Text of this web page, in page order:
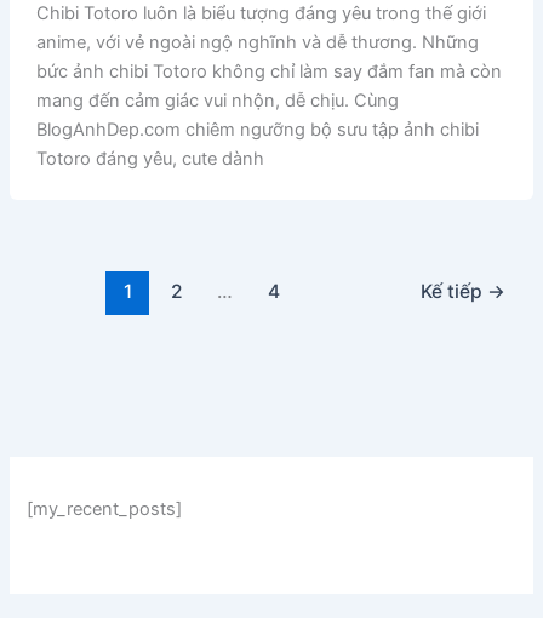
Chibi Totoro luôn là biểu tượng đáng yêu trong thế giới
anime, với vẻ ngoài ngộ nghĩnh và dễ thương. Những
bức ảnh chibi Totoro không chỉ làm say đắm fan mà còn
mang đến cảm giác vui nhộn, dễ chịu. Cùng
BlogAnhDep.com chiêm ngưỡng bộ sưu tập ảnh chibi
Totoro đáng yêu, cute dành
1 2 … 4 Kế tiếp →
[my_recent_posts]